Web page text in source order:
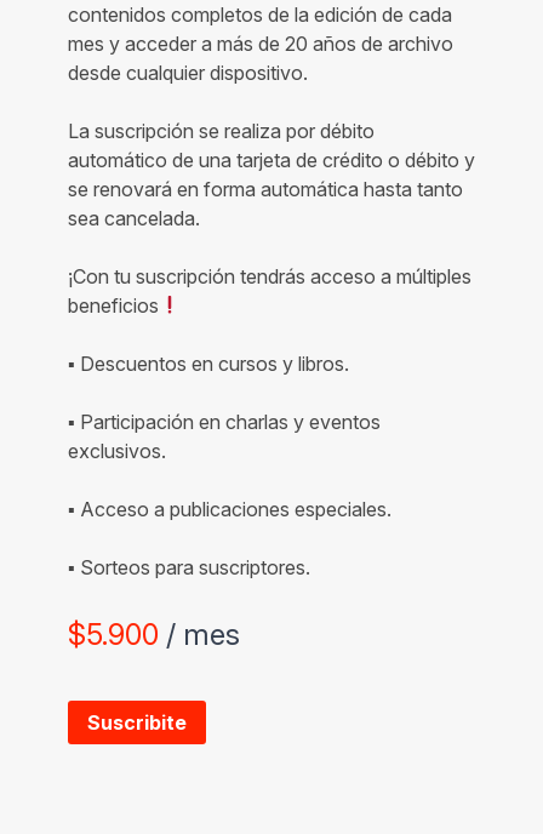
contenidos completos de la edición de cada
mes y acceder a más de 20 años de archivo
desde cualquier dispositivo.
La suscripción se realiza por débito
automático de una tarjeta de crédito o débito y
se renovará en forma automática hasta tanto
sea cancelada.
¡Con tu suscripción tendrás acceso a múltiples
beneficios
▪ Descuentos en cursos y libros.
▪ Participación en charlas y eventos
exclusivos.
▪ Acceso a publicaciones especiales.
▪ Sorteos para suscriptores.
$5.900 / mes
Suscribite